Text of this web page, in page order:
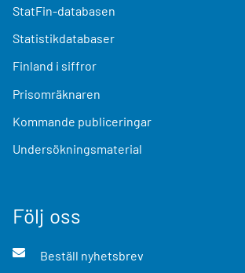
StatFin-databasen
Statistikdatabaser
Finland i siffror
Prisomräknaren
Kommande publiceringar
Undersökningsmaterial
Följ oss
Beställ nyhetsbrev